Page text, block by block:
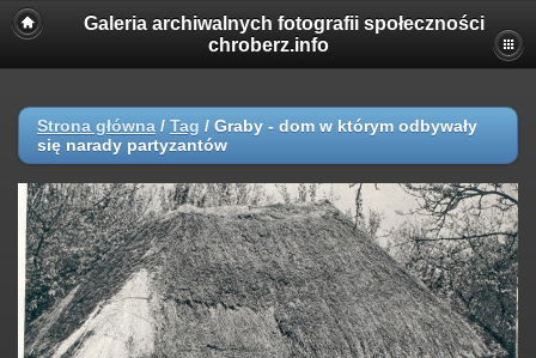
Galeria archiwalnych fotografii społeczności
chroberz.info
Strona główna / Tag / Graby - dom w którym odbywały
się narady partyzantów